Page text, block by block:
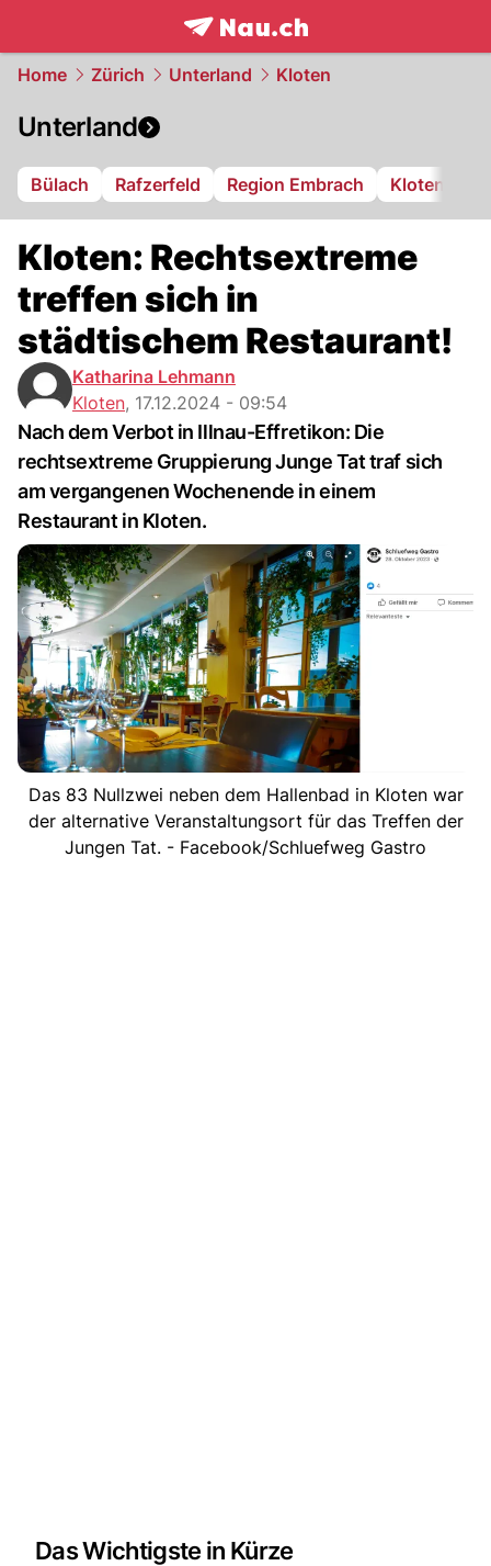
frontpage.NAU.ch
Home Zürich Unterland Kloten
Unterland
Bülach Rafzerfeld Region Embrach Kloten
Kloten: Rechtsextreme
treffen sich in
städtischem Restaurant!
Katharina Lehmann
Kloten, 17.12.2024 - 09:54
Nach dem Verbot in Illnau-Effretikon: Die
rechtsextreme Gruppierung Junge Tat traf sich
am vergangenen Wochenende in einem
Restaurant in Kloten.
Das 83 Nullzwei neben dem Hallenbad in Kloten war
der alternative Veranstaltungsort für das Treffen der
Jungen Tat. - Facebook/Schluefweg Gastro
Das Wichtigste in Kürze